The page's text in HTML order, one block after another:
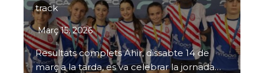
track
Març 15, 2026
Resultats complets Ahir, dissabte 14 de
març a la tarda, es va celebrar la jornada…